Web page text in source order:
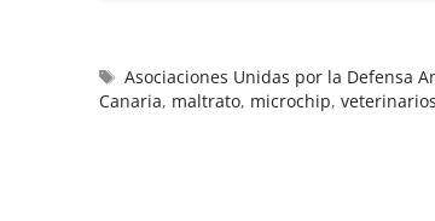
Asociaciones Unidas por la Defensa
Canaria, maltrato, microchip, veterinarios